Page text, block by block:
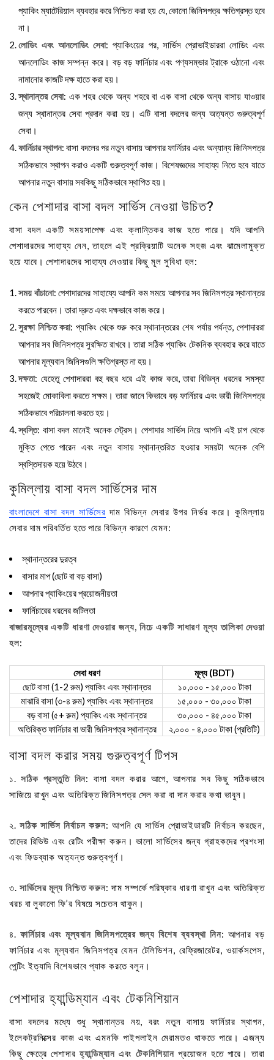
প্যাকিং ম্যাটেরিয়াল ব্যবহার করে নিশ্চিত করা হয় যে, কোনো জিনিসপত্র ক্ষতিগ্রস্ত হবে
না।
লোডিং এবং আনলোডিং সেবা: প্যাকিংয়ের পর, সার্ভিস প্রোভাইডাররা লোডিং এবং
আনলোডিং কাজ সম্পন্ন করে। বড় বড় ফার্নিচার এবং পণ্যসম্ভারট্রাকে ওঠানো এবং
নামানোর কাজটি দক্ষ হাতে করা হয়।
স্থানান্তর সেবা: এক শহর থেকে অন্য শহরে বা এক বাসা থেকে অন্য বাসায় যাওয়ার
জন্য স্থানান্তর সেবা প্রদান করা হয়। এটি বাসা বদলের জন্য অত্যন্ত গুরুত্বপূর্ণ
সেবা।
ফার্নিচার স্থাপন: বাসা বদলের পর নতুন বাসায় আপনার ফার্নিচার এবং অন্যান্য জিনিসপত্র
সঠিকভাবে স্থাপন করাও একটি গুরুত্বপূর্ণ কাজ। বিশেষজ্ঞদের সাহায্য নিতে হবে যাতে
আপনার নতুন বাসায় সবকিছু সঠিকভাবে স্থাপিত হয়।
কেন পেশাদার বাসা বদল সার্ভিস নেওয়া উচিত?
বাসা বদল একটি সময়সাপেক্ষ এবং ক্লান্তিকর কাজ হতে পারে। যদি আপনি
পেশাদারদের সাহায্য নেন, তাহলে এই প্রক্রিয়াটি অনেক সহজ এবং ঝামেলামুক্ত
হয়ে যাবে। পেশাদারদের সাহায্য নেওয়ার কিছু মূল সুবিধা হল:
সময় বাঁচানো: পেশাদারদের সাহায্যে আপনি কম সময়ে আপনার সব জিনিসপত্র স্থানান্তর
করতে পারবেন। তারা দ্রুত এবং দক্ষভাবে কাজ করে।
সুরক্ষা নিশ্চিত করা: প্যাকিং থেকে শুরু করে স্থানান্তরের শেষ পর্যায় পর্যন্ত, পেশাদাররা
আপনার সব জিনিসপত্র সুরক্ষিত রাখবে। তারা সঠিক প্যাকিং টেকনিক ব্যবহার করে যাতে
আপনার মূল্যবান জিনিসগুলি ক্ষতিগ্রস্ত না হয়।
দক্ষতা: যেহেতু পেশাদাররা বহু বছর ধরে এই কাজ করে, তারা বিভিন্ন ধরনের সমস্যা
সহজেই মোকাবিলা করতে সক্ষম। তারা জানে কিভাবে বড় ফার্নিচার এবং ভারী জিনিসপত্র
সঠিকভাবে পরিচালনা করতে হয়।
স্বস্তি: বাসা বদল মানেই অনেক স্ট্রেস। পেশাদার সার্ভিস নিয়ে আপনি এই চাপ থেকে
মুক্তি পেতে পারেন এবং নতুন বাসায় স্থানান্তরিত হওয়ার সময়টা অনেক বেশি
স্বস্তিদায়ক হয়ে উঠবে।
কুমিল্লায় বাসা বদল সার্ভিসের দাম
বাংলাদেশে বাসা বদল সার্ভিসের দাম বিভিন্ন সেবার উপর নির্ভর করে। কুমিল্লায়
সেবার দাম পরিবর্তিত হতে পারে বিভিন্ন কারণে যেমন:
স্থানান্তরের দুরত্ব
বাসার মাপ (ছোট বা বড় বাসা)
আপনার প্যাকিংয়ের প্রয়োজনীয়তা
ফার্নিচারের ধরনের জটিলতা
বাজারমূল্যের একটি ধারণা দেওয়ার জন্য, নিচে একটি সাধারণ মূল্য তালিকা দেওয়া
হল:
সেবা ধরণ
মূল্য (BDT)
ছোট বাসা (1-2 রুম) প্যাকিং এবং স্থানান্তর
১০,০০০ - ১৫,০০০ টাকা
মাঝারি বাসা (৩-৪ রুম) প্যাকিং এবং স্থানান্তর
১৫,০০০ - ৩০,০০০ টাকা
বড় বাসা (৫+ রুম) প্যাকিং এবং স্থানান্তর
৩০,০০০ - ৪৫,০০০ টাকা
অতিরিক্ত ফার্নিচার বা ভারী জিনিসপত্র স্থানান্তর
২,০০০ - ৪,০০০ টাকা (প্রতিটি)
বাসা বদল করার সময় গুরুত্বপূর্ণ টিপস
১.সঠিক প্রস্তুতি নিন: বাসা বদল করার আগে, আপনার সব কিছু সঠিকভাবে
সাজিয়ে রাখুন এবং অতিরিক্ত জিনিসপত্র সেল করা বা দান করার কথা ভাবুন।
২.সঠিক সার্ভিস নির্বাচন করুন: আপনি যে সার্ভিস প্রোভাইডারটি নির্বাচন করছেন,
তাদের রিভিউ এবং রেটিং পরীক্ষা করুন। ভালো সার্ভিসের জন্য গ্রাহকদের প্রশংসা
এবং ফিডব্যাক অত্যন্ত গুরুত্বপূর্ণ।
৩. সার্ভিসের মূল্য নিশ্চিত করুন: দাম সম্পর্কে পরিষ্কার ধারণা রাখুন এবং অতিরিক্ত
খরচ বা লুকানো ফি’র বিষয়ে সচেতন থাকুন।
৪. ফার্নিচার এবং মূল্যবান জিনিসপত্রের জন্য বিশেষ ব্যবস্থা নিন: আপনার বড়
ফার্নিচার এবং মূল্যবান জিনিসপত্র যেমন টেলিভিশন, রেফ্রিজারেটর, ওয়ার্কসপেস,
পেন্টিং ইত্যাদি বিশেষভাবে প্যাক করতে বলুন।
পেশাদার হ্যান্ডিম্যান এবং টেকনিশিয়ান
বাসা বদলের মধ্যে শুধু স্থানান্তর নয়, বরং নতুন বাসায় ফার্নিচার স্থাপন,
ইলেকট্রনিক্সের কাজ এবং এমনকি পাইপলাইন মেরামতও থাকতে পারে। এজন্য
কিছু ক্ষেত্রে পেশাদারহ্যান্ডিম্যানএবংটেকনিশিয়ানপ্রয়োজন হতে পারে। তারা